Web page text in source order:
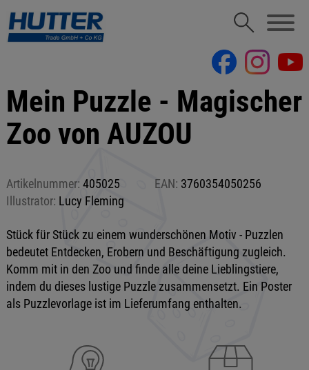
Mein Puzzle - Magischer
Zoo von AUZOU
Artikelnummer: 405025 EAN: 3760354050256
Illustrator: Lucy Fleming
Stück für Stück zu einem wunderschönen Motiv - Puzzlen
bedeutet Entdecken, Erobern und Beschäftigung zugleich.
Komm mit in den Zoo und finde alle deine Lieblingstiere,
indem du dieses lustige Puzzle zusammensetzt. Ein Poster
als Puzzlevorlage ist im Lieferumfang enthalten.